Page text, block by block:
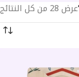
عرض ⁦28⁩ من كل النتائج